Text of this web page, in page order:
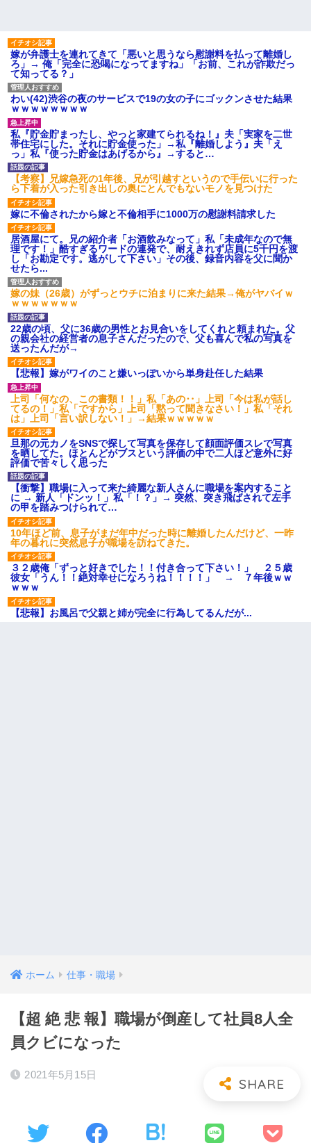
嫁が弁護士を連れてきて「悪いと思うなら慰謝料を払って離婚し
ろ」→ 俺「完全に恐喝になってますね」「お前、これが詐欺だっ
て知ってる？」
わい(42)渋谷の夜のサービスで19の女の子にゴックンさせた結果
ｗｗｗｗｗｗｗｗ
私『貯金貯まったし、やっと家建てられるね！』夫「実家を二世
帯住宅にした。それに貯金使った」→私『離婚しよう』夫「え
っ」私『使った貯金はあげるから』→すると…
【考察】兄嫁急死の1年後、兄が引越すというので手伝いに行った
ら下着が入った引き出しの奥にとんでもないモノを見つけた
嫁に不倫されたから嫁と不倫相手に1000万の慰謝料請求した
居酒屋にて。兄の紹介者「お酒飲みなって」私「未成年なので無
理です！」酷すぎるワードの連発で、耐えきれず店員に5千円を渡
し「お勘定です。逃がして下さい」その後、録音内容を父に聞か
せたら...
嫁の妹（26歳）がずっとウチに泊まりに来た結果→俺がヤバイｗ
ｗｗｗｗｗｗｗ
22歳の頃、父に36歳の男性とお見合いをしてくれと頼まれた。父
の親会社の経営者の息子さんだったので、父も喜んで私の写真を
送ったんだが→
【悲報】嫁がワイのこと嫌いっぽいから単身赴任した結果
上司「何なの、この書類！！」私「あの‥」上司「今は私が話し
てるの！」私「ですから」上司「黙って聞きなさい！」私「それ
は」上司「言い訳しない！」→結果ｗｗｗｗｗ
旦那の元カノをSNSで探して写真を保存して顔面評価スレで写真
を晒してた。ほとんどがブスという評価の中で二人ほど意外に好
評価で苦々しく思った
【衝撃】職場に入って来た綺麗な新人さんに職場を案内すること
に → 新人「ドンッ！」私「！？」→ 突然、突き飛ばされて左手
の甲を踏みつけられて…
10年ほど前、息子がまだ年中だった時に離婚したんだけど、一昨
年の暮れに突然息子が職場を訪ねてきた。
３２歳俺「ずっと好きでした！！付き合って下さい！」 ２５歳
彼女「うん！！絶対幸せになろうね！！！！」 → ７年後ｗｗ
ｗｗｗ
【悲報】お風呂で父親と姉が完全に行為してるんだが...
ホーム 仕事・職場
【超 絶 悲 報】職場が倒産して社員8人全
員クビになった
2021年5月15日